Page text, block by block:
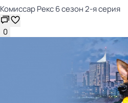
Комиссар Рекс 6 сезон 2-я серия
0